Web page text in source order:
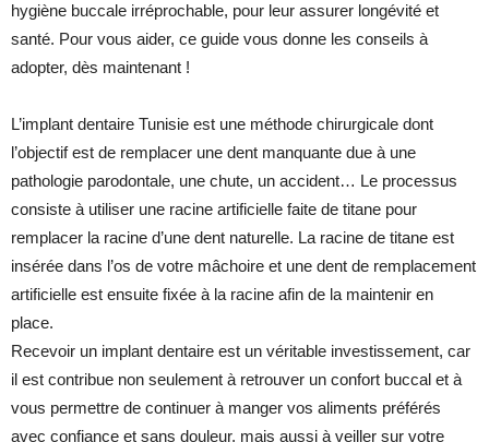
hygiène buccale irréprochable, pour leur assurer longévité et
santé. Pour vous aider, ce guide vous donne les conseils à
adopter, dès maintenant !
L’implant dentaire Tunisie est une méthode chirurgicale dont
l’objectif est de remplacer une dent manquante due à une
pathologie parodontale, une chute, un accident… Le processus
consiste à utiliser une racine artificielle faite de titane pour
remplacer la racine d’une dent naturelle. La racine de titane est
insérée dans l’os de votre mâchoire et une dent de remplacement
artificielle est ensuite fixée à la racine afin de la maintenir en
place.
Recevoir un implant dentaire est un véritable investissement, car
il est contribue non seulement à retrouver un confort buccal et à
vous permettre de continuer à manger vos aliments préférés
avec confiance et sans douleur, mais aussi à veiller sur votre